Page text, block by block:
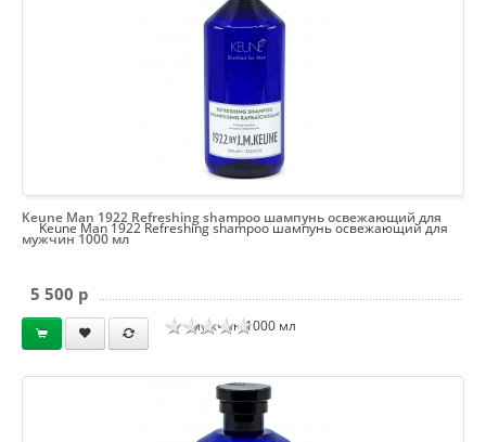
Keune Man 1922 Refreshing shampoo шампунь освежающий для
мужчин 1000 мл
Keune Man 1922 Refreshing shampoo шампунь освежающий для
мужчин 1000 мл
5 500 p